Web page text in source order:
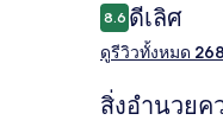
รีวิว
8.68.6 จาก 10
ดีเลิศ
ดูรีวิวทั้งหมด
สิ่งอำนวยค